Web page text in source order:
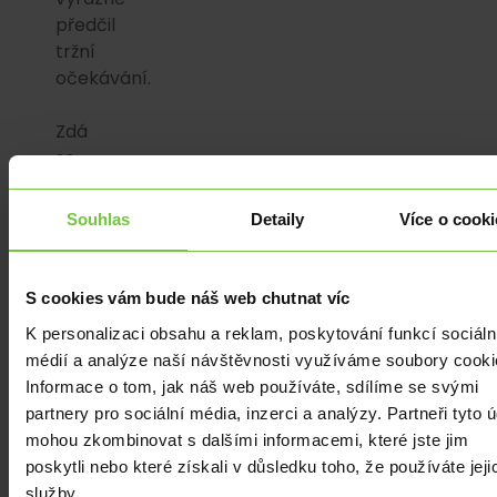
Souhlas Detaily Více o
S cookies vám bude náš web chutnat víc
K personalizaci obsahu a reklam, poskytování funkcí
médií a analýze naší návštěvnosti využíváme soubory
Informace o tom, jak náš web používáte, sdílíme se svými
partnery pro sociální média, inzerci a analýzy. Partneři tyto
mohou zkombinovat s dalšími informacemi, které jste jim
poskytli nebo které získali v důsledku toho, že používáte
služby.
předčil
tržní
očekávání.
Zdá
se,
že
výsledek
silnější
než
se
očekávalo,
což
může
přidat